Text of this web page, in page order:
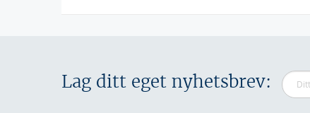
Lag ditt eget nyhetsbrev: